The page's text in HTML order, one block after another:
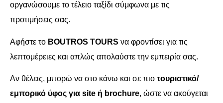
οργανώσουμε το τέλειο ταξίδι σύμφωνα με τις
προτιμήσεις σας.
Αφήστε το BOUTROS TOURS να φροντίσει για τις
λεπτομέρειες και απλώς απολαύστε την εμπειρία σας.
Αν θέλεις, μπορώ να στο κάνω και σε πιο τουριστικό/
εμπορικό ύφος για site ή brochure, ώστε να ακούγεται